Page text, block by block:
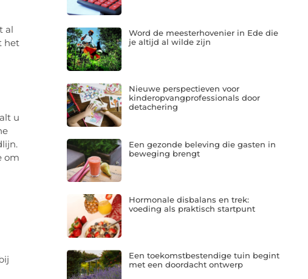
al
het
u
om
Word de meesterhovenier in Ede die
je altijd al wilde zijn
Nieuwe perspectieven voor
kinderopvangprofessionals door
detachering
Een gezonde beleving die gasten in
beweging brengt
Hormonale disbalans en trek:
voeding als praktisch startpunt
Een toekomstbestendige tuin begint
met een doordacht ontwerp